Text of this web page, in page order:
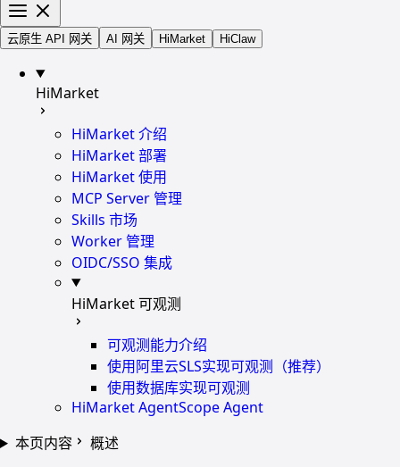
云原生 API 网关 AI 网关 HiMarket HiClaw
HiMarket
HiMarket 介绍
HiMarket 部署
HiMarket 使用
MCP Server 管理
Skills 市场
Worker 管理
OIDC/SSO 集成
HiMarket 可观测
可观测能力介绍
使用阿里云SLS实现可观测（推荐）
使用数据库实现可观测
HiMarket AgentScope Agent
本页内容
概述